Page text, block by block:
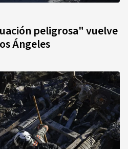
peligrosa" vuelve
Ángeles